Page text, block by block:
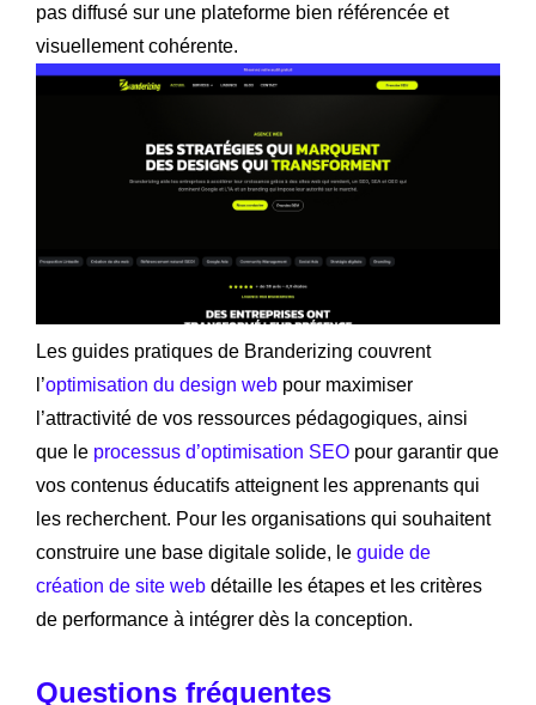
pas diffusé sur une plateforme bien référencée et
visuellement cohérente.
Les guides pratiques de Branderizing couvrent
l’optimisation du design web pour maximiser
l’attractivité de vos ressources pédagogiques, ainsi
que le processus d’optimisation SEO pour garantir que
vos contenus éducatifs atteignent les apprenants qui
les recherchent. Pour les organisations qui souhaitent
construire une base digitale solide, le guide de
création de site web détaille les étapes et les critères
de performance à intégrer dès la conception.
Questions fréquentes